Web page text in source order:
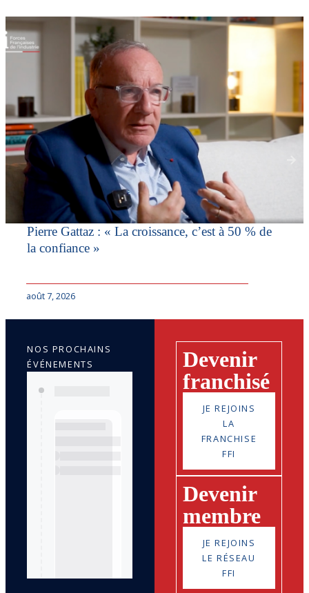
Pierre Gattaz : « La croissance, c’est à 50 % de
la confiance »
août 7, 2026
Devenir
franchisé
JE REJOINS
LA
FRANCHISE
FFI
Devenir
membre
JE REJOINS
LE RÉSEAU
FFI
NOS PROCHAINS
ÉVÉNEMENTS